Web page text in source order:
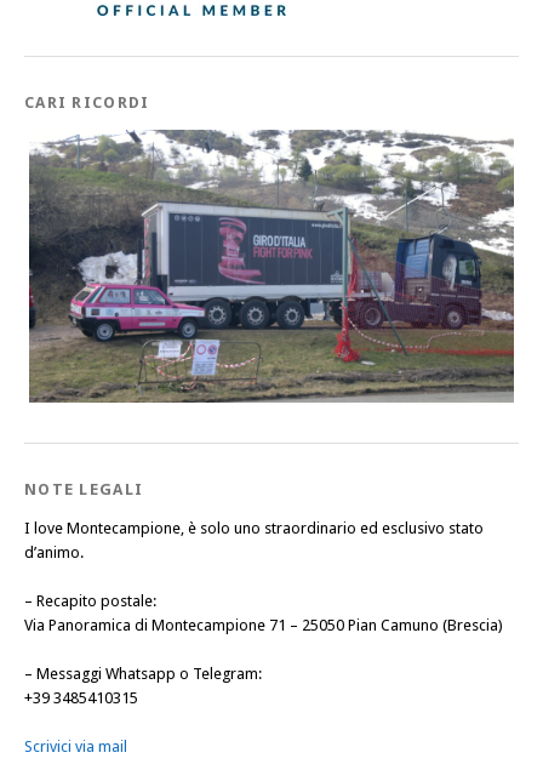
CARI RICORDI
NOTE LEGALI
I love Montecampione, è solo uno straordinario ed esclusivo stato
d’animo.
– Recapito postale:
Via Panoramica di Montecampione 71 – 25050 Pian Camuno (Brescia)
– Messaggi Whatsapp o Telegram:
+39 3485410315
Scrivici via mail